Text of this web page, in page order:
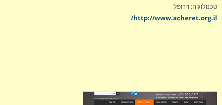
טכנולוגיה: דרופל
http://www.acheret.org.il/